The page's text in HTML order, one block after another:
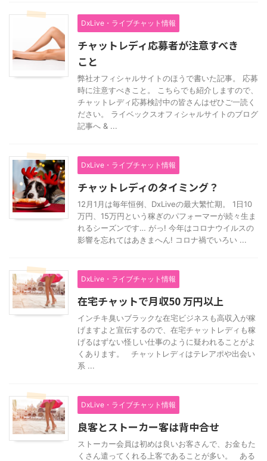
DxLive・ライブチャット情報
チャットレディ応募者が注意すべき
こと
弊社オフィシャルサイトのほうで書いた記事。 応募
時に注意すべきこと。 こちらでも紹介しますので、
チャットレディ応募検討中の皆さんはぜひご一読く
ださい。 ライベックスオフィシャルサイトのブログ
記事へ & ...
DxLive・ライブチャット情報
チャットレディのタイミング？
12月1月は毎年恒例、DxLiveの最大繁忙期。 1日10
万円、15万円という稼ぎのパフォーマーが続々生ま
れるシーズンです… がっ! 今年はコロナウイルスの
影響を忘れてはあきまへん! コロナ禍でいろい ...
DxLive・ライブチャット情報
在宅チャットで月収50 万円以上
インチキ臭いブラックな在宅ビジネスも高収入が稼
げますよと宣伝するので、在宅チャットレディも稼
げるはずない怪しい仕事のように疑われることがよ
くあります。 チャットレディはテレアポや出会い
系 ...
DxLive・ライブチャット情報
良客とストーカー客は背中合せ
ストーカー会員は初めは良いお客さんで、お金もた
くさん遣ってくれる上客であることが多い。 ある